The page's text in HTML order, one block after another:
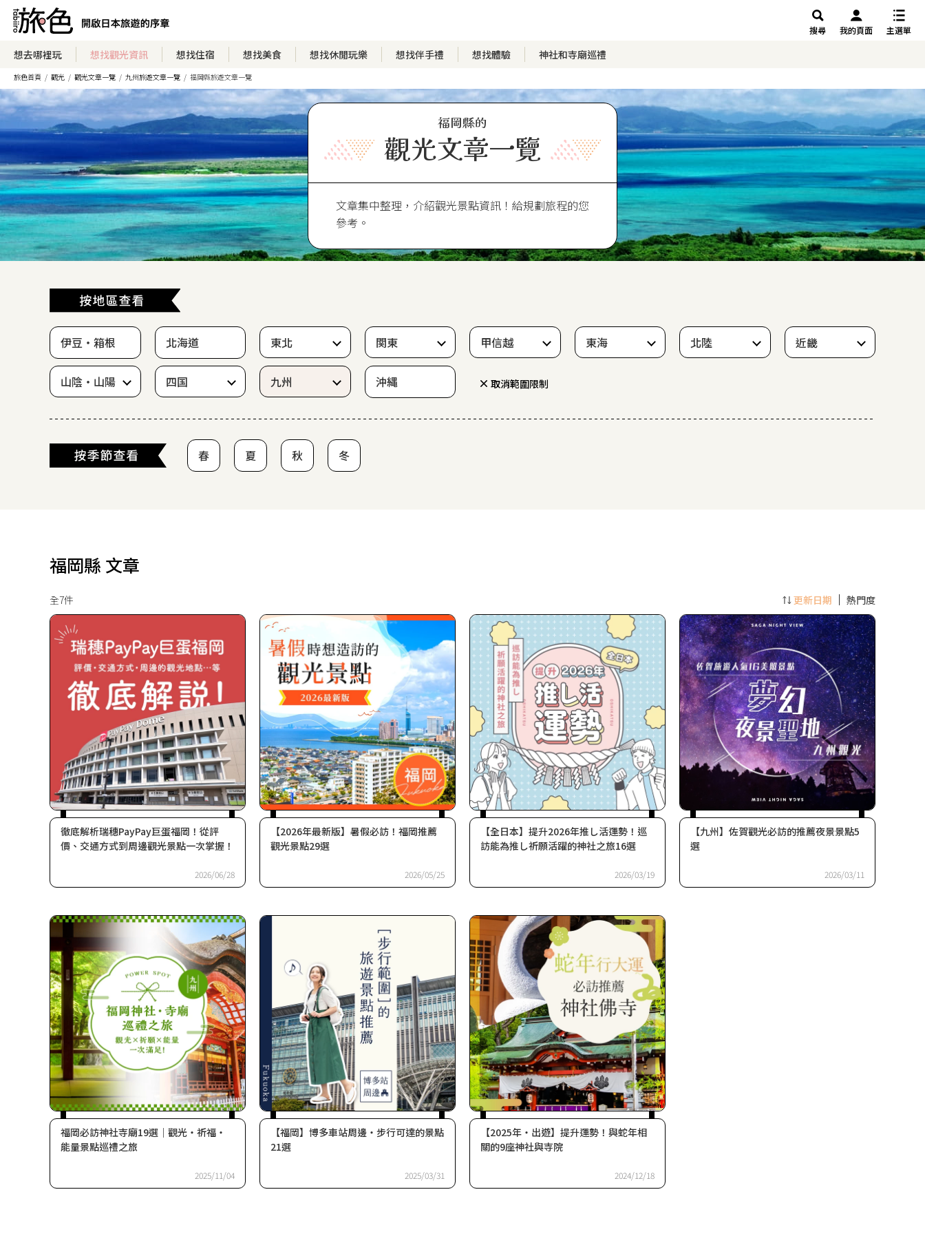
搜尋 我的頁面 主選單
想去哪裡玩 想找觀光資訊 想找住宿 想找美食 想找休閒玩樂 想找伴手禮 想找體驗 神社和寺廟巡禮
旅色首頁 觀光 觀光文章一覽 九州旅遊文章一覽 福岡縣旅遊文章一覽
福岡縣的
觀光文章一覽
文章集中整理，介紹觀光景點資訊！給規劃旅程的您
參考。
伊豆・箱根 北海道 東北 関東 甲信越 東海 北陸 近畿
山陰・山陽 四国 九州 沖縄 取消範圍限制
春 夏 秋 冬
福岡縣 文章
全7件 更新日期 熱門度
徹底解析瑞穗PayPay巨蛋福岡！從評
價、交通方式到周邊觀光景點一次掌握！
2026/06/28
【2026年最新版】暑假必訪！福岡推薦
觀光景點29選
2026/05/25
【全日本】提升2026年推し活運勢！巡
訪能為推し祈願活躍的神社之旅16選
2026/03/19
【九州】佐賀觀光必訪的推薦夜景景點5
選
2026/03/11
福岡必訪神社寺廟19選｜觀光・祈福・
能量景點巡禮之旅
2025/11/04
【福岡】博多車站周邊・步行可達的景點
21選
2025/03/31
【2025年・出遊】提升運勢！與蛇年相
關的9座神社與寺院
2024/12/18